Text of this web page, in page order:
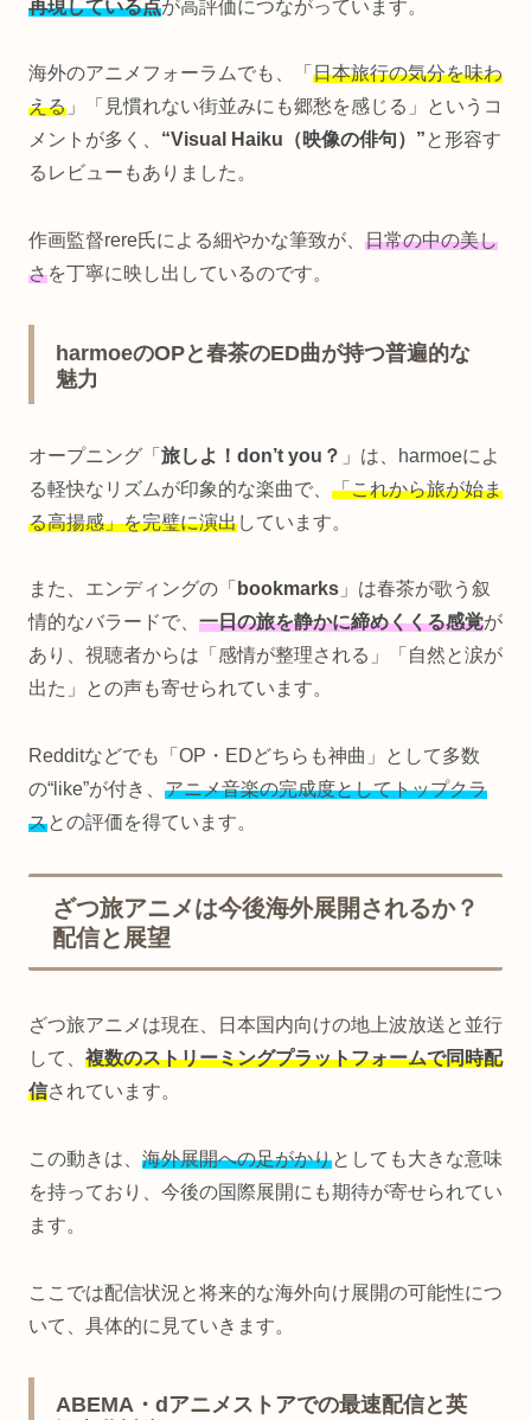
再現している点が高評価につながっています。
海外のアニメフォーラムでも、「 日本旅行の気分を味わ
える 」「見慣れない街並みにも郷愁を感じる」というコ
メントが多く、 “Visual Haiku（映像の俳句）”と形容す
るレビューもありました。
作画監督rere氏による細やかな筆致が、 日常の中の美し
さを丁寧に映し出しているのです。
harmoeのOPと春茶のED曲が持つ普遍的な
魅力
オープニング「 旅しよ！don’t you？ 」は、harmoeによ
る軽快なリズムが印象的な楽曲で、 「これから旅が始ま
る高揚感」を完璧に演出しています。
また、エンディングの「 bookmarks 」は春茶が歌う叙
情的なバラードで、 一日の旅を静かに締めくくる感覚が
あり、視聴者からは「感情が整理される」「自然と涙が
出た」との声も寄せられています。
Redditなどでも「OP・EDどちらも神曲」として多数
の“like”が付き、 アニメ音楽の完成度としてトップクラ
スとの評価を得ています。
ざつ旅アニメは今後海外展開されるか？
配信と展望
ざつ旅アニメは現在、日本国内向けの地上波放送と並行
して、 複数のストリーミングプラットフォームで同時配
信されています。
この動きは、 海外展開への足がかりとしても大きな意味
を持っており、今後の国際展開にも期待が寄せられてい
ます。
ここでは配信状況と将来的な海外向け展開の可能性につ
いて、具体的に見ていきます。
ABEMA・dアニメストアでの最速配信と英